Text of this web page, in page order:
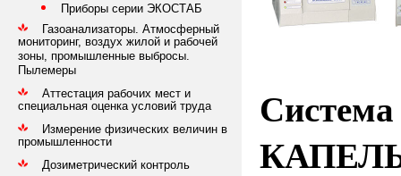
Приборы серии ЭКОСТАБ
Газоанализаторы. Атмосферный
мониторинг, воздух жилой и рабочей
зоны, промышленные выбросы.
Пылемеры
Аттестация рабочих мест и
специальная оценка условий труда
Измерение физических величин в
промышленности
Дозиметрический контроль